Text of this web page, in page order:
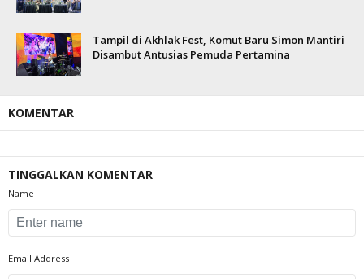
Tampil di Akhlak Fest, Komut Baru Simon Mantiri
Disambut Antusias Pemuda Pertamina
KOMENTAR
TINGGALKAN KOMENTAR
Name
Email Address